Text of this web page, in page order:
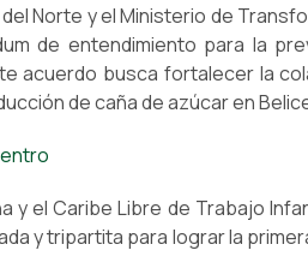
Norte y el Ministerio de
de entendimiento para la
acuerdo busca fortalecer la
de caña de azúcar en
y el Caribe Libre de Trabajo
y tripartita para lograr la